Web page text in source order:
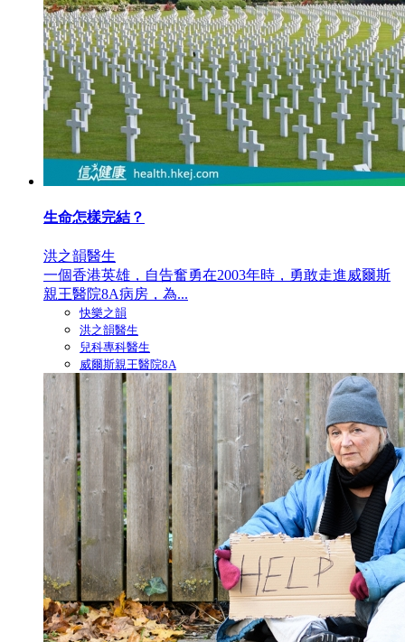
生命怎樣完結？
洪之韻醫生
一個香港英雄，自告奮勇在2003年時，勇敢走進威爾斯
親王醫院8A病房，為...
快樂之韻
洪之韻醫生
兒科專科醫生
威爾斯親王醫院8A